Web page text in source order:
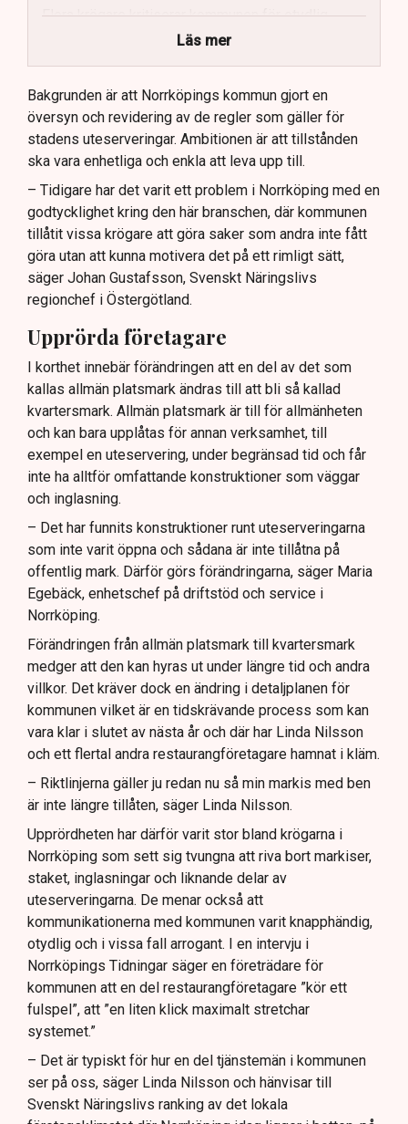
Flera krögare kritiserar kommunen för otydlig
Kommunen vill skapa enhetliga regler för
uteserveringar.
Lindas Kula ställer in uteserveringen för
sommaren.
Läs mer
Bakgrunden är att Norrköpings kommun gjort en
översyn och revidering av de regler som gäller för
stadens uteserveringar. Ambitionen är att tillstånden
ska vara enhetliga och enkla att leva upp till.
– Tidigare har det varit ett problem i Norrköping med en
godtycklighet kring den här branschen, där kommunen
tillåtit vissa krögare att göra saker som andra inte fått
göra utan att kunna motivera det på ett rimligt sätt,
säger Johan Gustafsson, Svenskt Näringslivs
regionchef i Östergötland.
Upprörda företagare
I korthet innebär förändringen att en del av det som
kallas allmän platsmark ändras till att bli så kallad
kvartersmark. Allmän platsmark är till för allmänheten
och kan bara upplåtas för annan verksamhet, till
exempel en uteservering, under begränsad tid och får
inte ha alltför omfattande konstruktioner som väggar
och inglasning.
– Det har funnits konstruktioner runt uteserveringarna
som inte varit öppna och sådana är inte tillåtna på
offentlig mark. Därför görs förändringarna, säger Maria
Egebäck, enhetschef på driftstöd och service i
Norrköping.
Förändringen från allmän platsmark till kvartersmark
medger att den kan hyras ut under längre tid och andra
villkor. Det kräver dock en ändring i detaljplanen för
kommunen vilket är en tidskrävande process som kan
vara klar i slutet av nästa år och där har Linda Nilsson
och ett flertal andra restaurangföretagare hamnat i kläm.
– Riktlinjerna gäller ju redan nu så min markis med ben
är inte längre tillåten, säger Linda Nilsson.
Upprördheten har därför varit stor bland krögarna i
Norrköping som sett sig tvungna att riva bort markiser,
staket, inglasningar och liknande delar av
uteserveringarna. De menar också att
kommunikationerna med kommunen varit knapphändig,
otydlig och i vissa fall arrogant. I en intervju i
Norrköpings Tidningar säger en företrädare för
kommunen att en del restaurangföretagare ”kör ett
fulspel”, att ”en liten klick maximalt stretchar
systemet.”
– Det är typiskt för hur en del tjänstemän i kommunen
ser på oss, säger Linda Nilsson och hänvisar till
Svenskt Näringslivs ranking av det lokala